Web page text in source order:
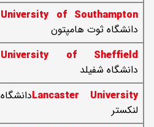
University of Southampton
دانشگاه ثوت هامپتون
University of Sheffield
دانشگاه شفیلد
Lancaster Universityدانشگاه
لنکستر